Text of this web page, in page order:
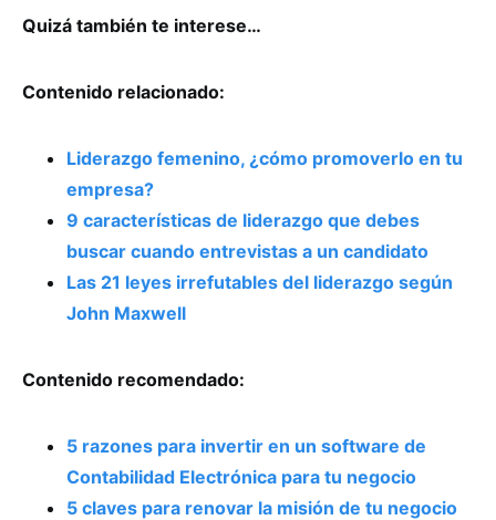
Quizá también te interese…
Contenido relacionado:
Liderazgo femenino, ¿cómo promoverlo en tu
empresa?
9 características de liderazgo que debes
buscar cuando entrevistas a un candidato
Las 21 leyes irrefutables del liderazgo según
John Maxwell
Contenido recomendado:
5 razones para invertir en un software de
Contabilidad Electrónica para tu negocio
5 claves para renovar la misión de tu negocio